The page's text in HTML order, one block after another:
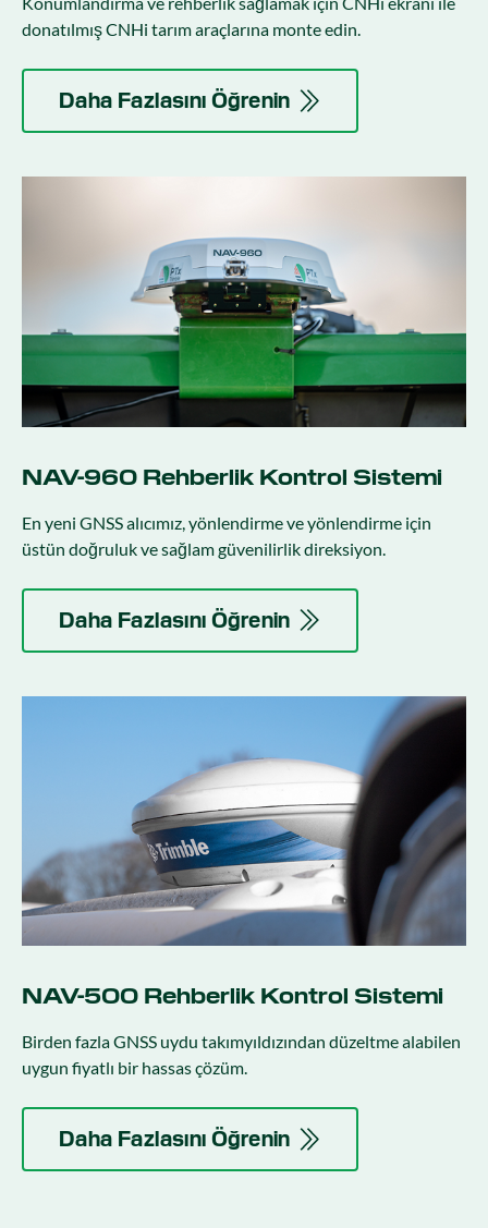
donatılmış CNHi tarım araçlarına monte edin.
Daha Fazlasını Öğrenin
NAV-960 Rehberlik Kontrol Sistemi
En yeni GNSS alıcımız, yönlendirme ve yönlendirme için
üstün doğruluk ve sağlam güvenilirlik direksiyon.
Daha Fazlasını Öğrenin
NAV-500 Rehberlik Kontrol Sistemi
Birden fazla GNSS uydu takımyıldızından düzeltme alabilen
uygun fiyatlı bir hassas çözüm.
Daha Fazlasını Öğrenin